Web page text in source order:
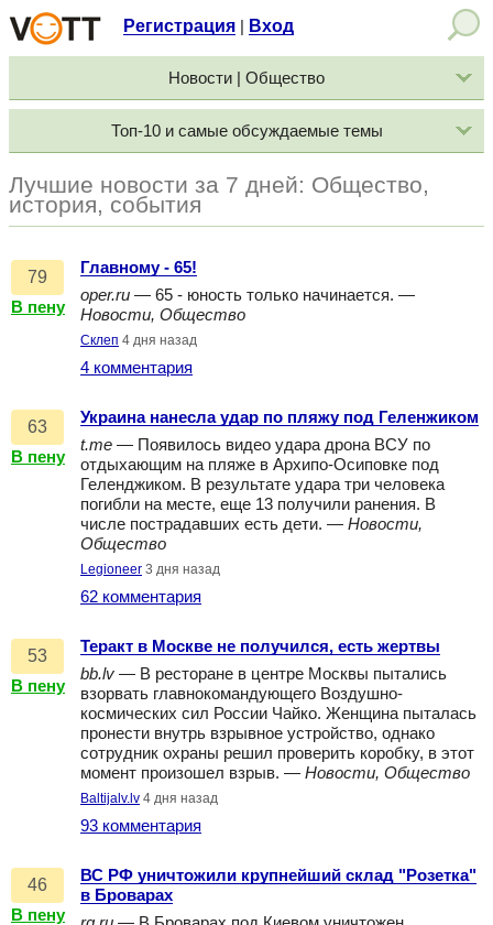
Регистрация Вход
Новости | Общество
Топ-10 и самые обсуждаемые темы
Лучшие новости за 7 дней: Общество,
история, события
79
В пену
Главному - 65!
oper.ru — 65 - юность только начинается. —
Новости, Общество
Склеп 4 дня назад
4 комментария
63
В пену
Украина нанесла удар по пляжу под Геленжиком
t.me — Появилось видео удара дрона ВСУ по
отдыхающим на пляже в Архипо-Осиповке под
Геленджиком. В результате удара три человека
погибли на месте, еще 13 получили ранения. В
числе пострадавших есть дети. — Новости,
Общество
Legioneer 3 дня назад
62 комментария
53
В пену
Теракт в Москве не получился, есть жертвы
bb.lv — В ресторане в центре Москвы пытались
взорвать главнокомандующего Воздушно-
космических сил России Чайко. Женщина пыталась
пронести внутрь взрывное устройство, однако
сотрудник охраны решил проверить коробку, в этот
момент произошел взрыв. — Новости, Общество
Baltijalv.lv 4 дня назад
93 комментария
46
В пену
ВС РФ уничтожили крупнейший склад "Розетка"
в Броварах